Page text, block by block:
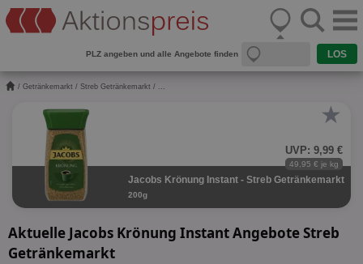
PLZ angeben und alle Angebote finden
/ Getränkemarkt / Streb Getränkemarkt / ...
★
UVP: 9,99 €
49,95 € je kg
Jacobs Krönung Instant - Streb Getränkemarkt
200g
Aktuelle Jacobs Krönung Instant Angebote Streb
Getränkemarkt